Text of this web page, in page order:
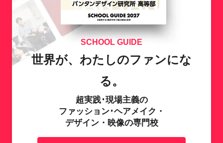
SCHOOL GUIDE
世界が、わたしのファンにな
る。
超実践･現場主義の
ファッション･ヘアメイク・
デザイン・映像の専門校